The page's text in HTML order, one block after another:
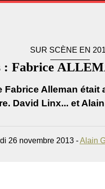
SUR SCÈNE EN
: Fabrice
Alleman était
David Linx... et
26 novembre 2013 -Alain